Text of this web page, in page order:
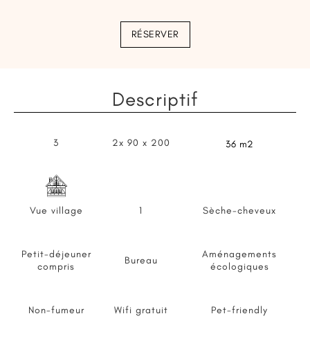
RÉSERVER
Descriptif
3 2x 90 x 200
Vue village 1
Petit-déjeuner
compris
Bureau
Aménagements
écologiques
Wifi gratuit Pet-friendly
Sèche-cheveux
Non-fumeur
36 m2